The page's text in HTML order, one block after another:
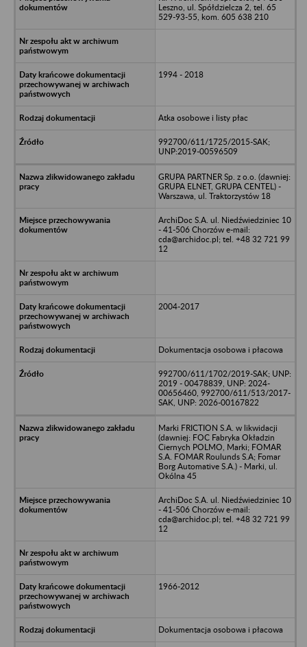
Leszno, ul. Spółdzielcza 2, tel. 65
529-93-55, kom. 605 638 210
1994 - 2018
Atka osobowe i listy płac
992700/611/1725/2015-SAK;
UNP:2019-00596509
GRUPA PARTNER Sp. z o.o. (dawniej:
GRUPA ELNET, GRUPA CENTEL) -
Warszawa, ul. Traktorzystów 18
ArchiDoc S.A. ul. Niedźwiedziniec 10
- 41-506 Chorzów e-mail:
cda@archidoc.pl; tel. +48 32 721 99
12
2004-2017
Dokumentacja osobowa i płacowa
992700/611/1702/2019-SAK; UNP:
2019 - 00478839, UNP: 2024-
00656460, 992700/611/513/2017-
SAK, UNP: 2026-00167822
Marki FRICTION S.A. w likwidacji
(dawniej: FOC Fabryka Okładzin
Ciernych POLMO, Marki; FOMAR
S.A. FOMAR Roulunds S.A; Fomar
Borg Automative S.A.) - Marki, ul.
Okólna 45
ArchiDoc S.A. ul. Niedźwiedziniec 10
- 41-506 Chorzów e-mail:
cda@archidoc.pl; tel. +48 32 721 99
12
1966-2012
Dokumentacja osobowa i płacowa